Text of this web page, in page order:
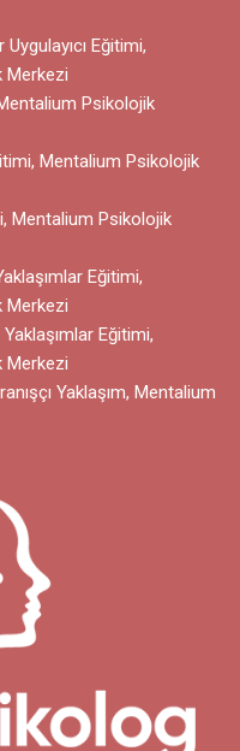
Eğitimi,
Merkezi
Psikolojik
Mentalium Psikolojik
Mentalium Psikolojik
Eğitimi,
Merkezi
Eğitimi,
Merkezi
Yaklaşım, Mentalium